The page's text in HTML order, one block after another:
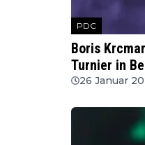
PDC
Boris
Turnier in
26 Januar